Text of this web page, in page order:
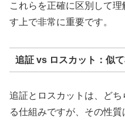
これらを正確に区別して
す上で非常に重要です。
追証 vs ロスカット：似
追証とロスカットは、ど
る仕組みですが、その性質